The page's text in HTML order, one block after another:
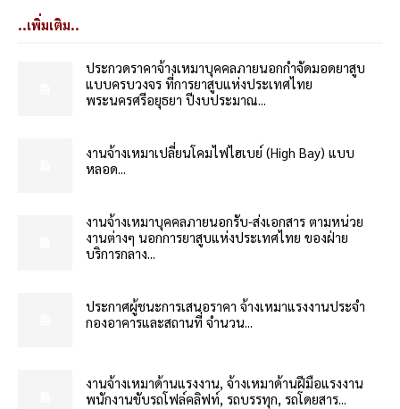
..เพิ่มเติม..
ประกวดราคาจ้างเหมาบุคคลภายนอกกำจัดมอดยาสูบ
แบบครบวงจร ที่การยาสูบแห่งประเทศไทย
พระนครศรีอยุธยา ปีงบประมาณ...
งานจ้างเหมาเปลี่ยนโคมไฟไฮเบย์ (High Bay) แบบ
หลอด...
งานจ้างเหมาบุคคลภายนอกรับ-ส่งเอกสาร ตามหน่วย
งานต่างๆ นอกการยาสูบแห่งประเทศไทย ของฝ่าย
บริการกลาง...
ประกาศผู้ชนะการเสนอราคา จ้างเหมาแรงงานประจำ
กองอาคารและสถานที่ จำนวน...
งานจ้างเหมาด้านแรงงาน, จ้างเหมาด้านฝีมือแรงงาน
พนักงานขับรถโฟล์คลิฟท์, รถบรรทุก, รถโดยสาร...